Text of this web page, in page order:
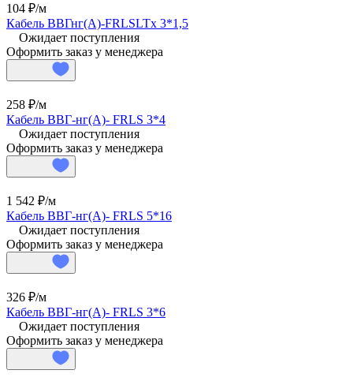
104 ₽/м
Кабель ВВГнг(А)-FRLSLTx 3*1,5
Ожидает поступления
Оформить заказ у менеджера
258 ₽/м
Кабель ВВГ-нг(А)- FRLS 3*4
Ожидает поступления
Оформить заказ у менеджера
1 542 ₽/м
Кабель ВВГ-нг(А)- FRLS 5*16
Ожидает поступления
Оформить заказ у менеджера
326 ₽/м
Кабель ВВГ-нг(А)- FRLS 3*6
Ожидает поступления
Оформить заказ у менеджера